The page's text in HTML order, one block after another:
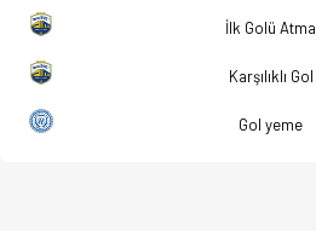
İlk Golü Atma
Karşılıklı Gol
Gol yeme